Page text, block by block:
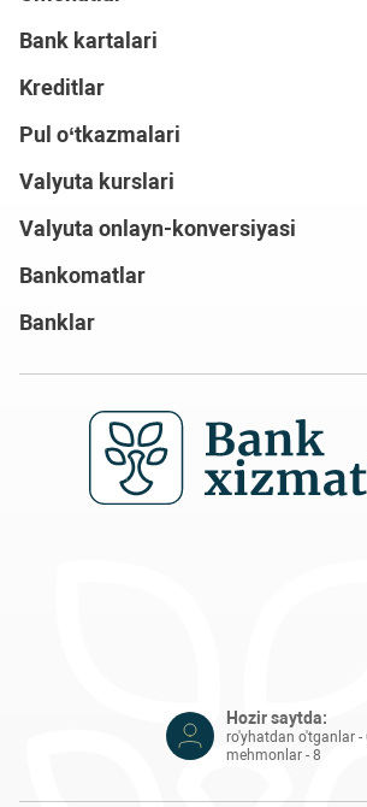
Bank kartalari
Kreditlar
Pul o‘tkazmalari
Valyuta kurslari
Valyuta onlayn-konversiyasi
Bankomatlar
Banklar
ro'yhatdan o'tganlar - 0
mehmonlar - 8